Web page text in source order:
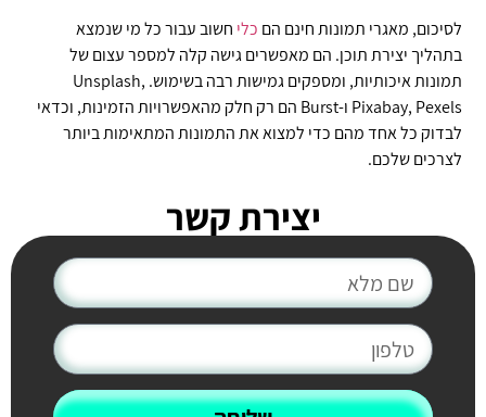
לסיכום, מאגרי תמונות חינם הם כלי חשוב עבור כל מי שנמצא
בתהליך יצירת תוכן. הם מאפשרים גישה קלה למספר עצום של
תמונות איכותיות, ומספקים גמישות רבה בשימוש. Unsplash,
Pixabay, Pexels ו-Burst הם רק חלק מהאפשרויות הזמינות, וכדאי
לבדוק כל אחד מהם כדי למצוא את התמונות המתאימות ביותר
לצרכים שלכם.
יצירת קשר